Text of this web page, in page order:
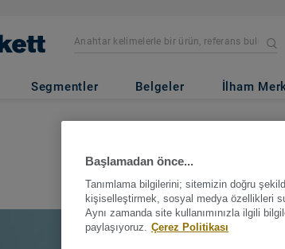
Segmentler Belgeler İlham
Başlamadan önce...
Tanımlama bilgilerini; sitemizin doğru
kişiselleştirmek, sosyal medya özellikleri
Aynı zamanda site kullanımınızla ilgili
paylaşıyoruz. Çerez Politikası